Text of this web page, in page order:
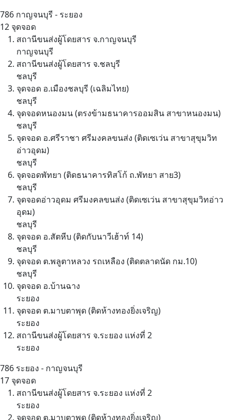
786 กาญจนบุรี - ระยอง
12 จุดจอด
สถานีขนส่งผู้โดยสาร จ.กาญจนบุรี
กาญจนบุรี
สถานีขนส่งผู้โดยสาร จ.ชลบุรี
ชลบุรี
จุดจอด อ.เมืองชลบุรี (เฉลิมไทย)
ชลบุรี
จุดจอดหนองมน (ตรงข้ามธนาคารออมสิน สาขาหนองมน)
ชลบุรี
จุดจอด อ.ศรีราชา ศรีมงคลขนส่ง (ติดเซเว่น สาขาสุขุมวิท
อ่าวอุดม)
ชลบุรี
จุดจอดพัทยา (ติดธนาคารทิสโก้ ถ.พัทยา สาย3)
ชลบุรี
จุดจอดอ่าวอุดม ศรีมงคลขนส่ง (ติดเซเว่น สาขาสุขุมวิทอ่าว
อุดม)
ชลบุรี
จุดจอด อ.สัตหีบ (ติดกับนาวีเฮ้าท์ 14)
ชลบุรี
จุดจอด ต.พลูตาหลวง รถเหลือง (ติดตลาดนัด กม.10)
ชลบุรี
จุดจอด อ.บ้านฉาง
ระยอง
จุดจอด ต.มาบตาพุด (ติดห้างทองยิ่งเจริญ)
ระยอง
สถานีขนส่งผู้โดยสาร จ.ระยอง แห่งที่ 2
ระยอง
786 ระยอง - กาญจนบุรี
17 จุดจอด
สถานีขนส่งผู้โดยสาร จ.ระยอง แห่งที่ 2
ระยอง
จุดจอด ต.มาบตาพุด (ติดห้างทองยิ่งเจริญ)